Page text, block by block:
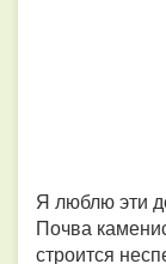
Я люблю эти
Почва
строится